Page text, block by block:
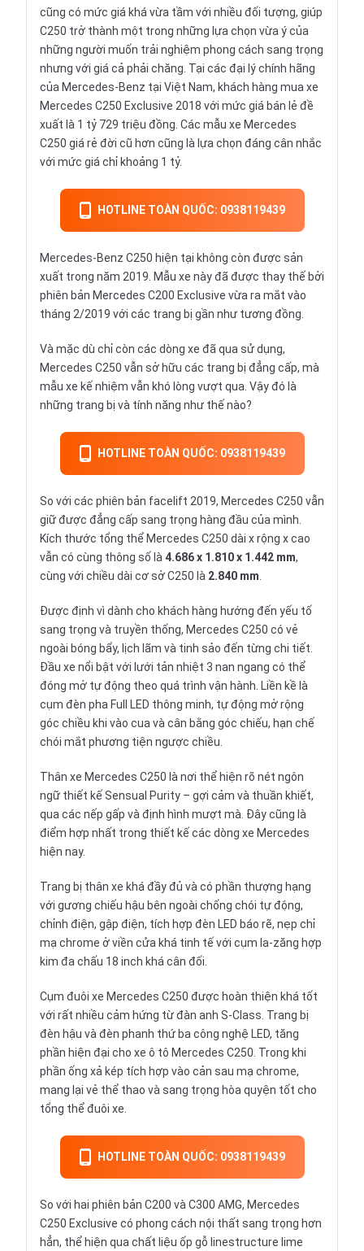
cũng có mức giá khá vừa tầm với nhiều đối tượng, giúp
C250 trở thành một trong những lựa chọn vừa ý của
những người muốn trải nghiệm phong cách sang trọng
nhưng với giá cả phải chăng. Tại các đại lý chính hãng
của Mercedes-Benz tại Việt Nam, khách hàng mua xe
Mercedes C250 Exclusive 2018 với mức giá bán lẻ đề
xuất là 1 tỷ 729 triệu đồng. Các mẫu xe Mercedes
C250 giá rẻ đời cũ hơn cũng là lựa chọn đáng cân nhắc
với mức giá chỉ khoảng 1 tỷ.
HOTLINE TOÀN QUỐC: 0938119439
Mercedes-Benz C250 hiện tại không còn được sản
xuất trong năm 2019. Mẫu xe này đã được thay thế bởi
phiên bản Mercedes C200 Exclusive vừa ra mắt vào
tháng 2/2019 với các trang bị gần như tương đồng.
Và mặc dù chỉ còn các dòng xe đã qua sử dụng,
Mercedes C250 vẫn sở hữu các trang bị đẳng cấp, mà
mẫu xe kế nhiệm vẫn khó lòng vượt qua. Vậy đó là
những trang bị và tính năng như thế nào?
HOTLINE TOÀN QUỐC: 0938119439
So với các phiên bản facelift 2019, Mercedes C250 vẫn
giữ được đẳng cấp sang trọng hàng đầu của mình.
Kích thước tổng thể Mercedes C250 dài x rộng x cao
vẫn có cùng thông số là 4.686 x 1.810 x 1.442 mm,
cùng với chiều dài cơ sở C250 là 2.840 mm.
Được định vì dành cho khách hàng hướng đến yếu tố
sang trọng và truyền thống, Mercedes C250 có vẻ
ngoài bóng bẩy, lịch lãm và tinh sảo đến từng chi tiết.
Đầu xe nổi bật với lưới tản nhiệt 3 nan ngang có thể
đóng mở tự động theo quá trình vận hành. Liền kề là
cụm đèn pha Full LED thông minh, tự động mở rộng
góc chiều khi vào cua và cân bằng góc chiếu, hạn chế
chói mắt phương tiện ngược chiều.
Thân xe Mercedes C250 là nơi thể hiện rõ nét ngôn
ngữ thiết kế Sensual Purity – gợi cảm và thuần khiết,
qua các nếp gấp và định hình mượt mà. Đây cũng là
điểm hợp nhất trong thiết kế các dòng xe Mercedes
hiện nay.
Trang bị thân xe khá đầy đủ và có phần thượng hạng
với gương chiếu hậu bên ngoài chống chói tự động,
chỉnh điện, gập điện, tích hợp đèn LED báo rẽ, nẹp chỉ
mạ chrome ở viền cửa khá tinh tế với cụm la-zăng hợp
kim đa chấu 18 inch khá cân đối.
Cụm đuôi xe Mercedes C250 được hoàn thiện khá tốt
với rất nhiều cảm hứng từ đàn anh S-Class. Trang bị
đèn hậu và đèn phanh thứ ba công nghệ LED, tăng
phần hiện đại cho xe ô tô Mercedes C250. Trong khi
phần ống xả kép tích hợp vào cản sau mạ chrome,
mang lại vẻ thể thao và sang trọng hòa quyện tốt cho
tổng thể đuôi xe.
HOTLINE TOÀN QUỐC: 0938119439
So với hai phiên bản C200 vàC300 AMG, Mercedes
C250 Exclusive có phong cách nội thất sang trọng hơn
hẳn, thể hiện qua chất liệu ốp gỗ linestructure lime